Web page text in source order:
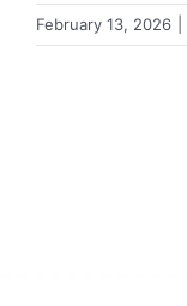
February 13, 2026